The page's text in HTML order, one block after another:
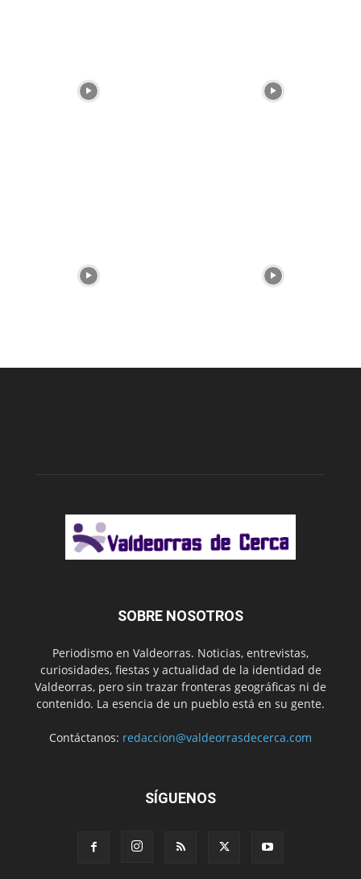
SOBRE NOSOTROS
Periodismo en Valdeorras. Noticias, entrevistas,
curiosidades, fiestas y actualidad de la identidad de
Valdeorras, pero sin trazar fronteras geográficas ni de
contenido. La esencia de un pueblo está en su gente.
Contáctanos: redaccion@valdeorrasdecerca.com
SÍGUENOS